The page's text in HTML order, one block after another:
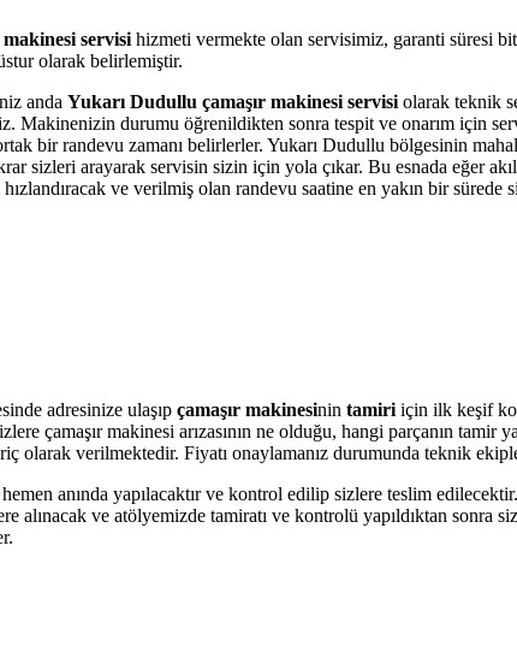
servisi hizmeti vermekte olan servisimiz, garanti süresi
olarak belirlemiştir.
anda Yukarı Dudullu çamaşır makinesi servisi olarak teknik
durumu öğrenildikten sonra tespit ve onarım için
bir randevu zamanı belirlerler. Yukarı Dudullu bölgesinin
sizleri arayarak servisin sizin için yola çıkar. Bu esnada eğer
ve verilmiş olan randevu saatine en yakın bir sürede
adresinize ulaşıp çamaşır makinesinin tamiri için ilk keşif
çamaşır makinesi arızasının ne olduğu, hangi parçanın
verilmektedir. Fiyatı onaylamanız durumunda teknik
anında yapılacaktır ve kontrol edilip sizlere teslim
ve atölyemizde tamiratı ve kontrolü yapıldıktan sonra